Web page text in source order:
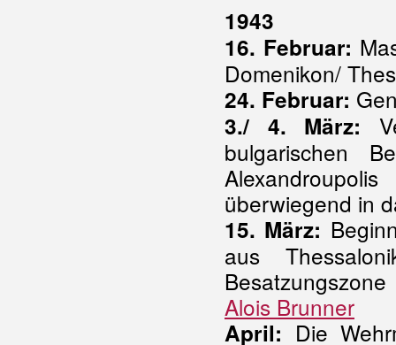
1943
16. Februar:
Domenikon/
24. Februar:
3./ 4. März:
bulgarischen
überwiegend in
15. März:
aus
Alois Brunner
April: Die